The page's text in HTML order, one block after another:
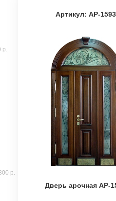
р.
Артикул: АР-1593
Дверь арочная АР-